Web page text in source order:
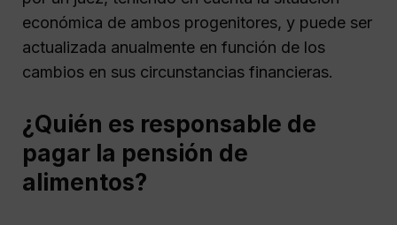
económica de ambos progenitores, y puede ser
actualizada anualmente en función de los
cambios en sus circunstancias financieras.
¿Quién es responsable de
pagar la pensión de
alimentos?